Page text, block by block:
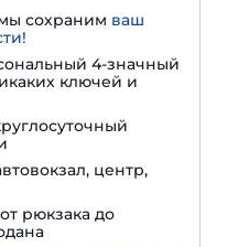
сохраним ваш
4-значный
ключей и
центр,
рюкзака до